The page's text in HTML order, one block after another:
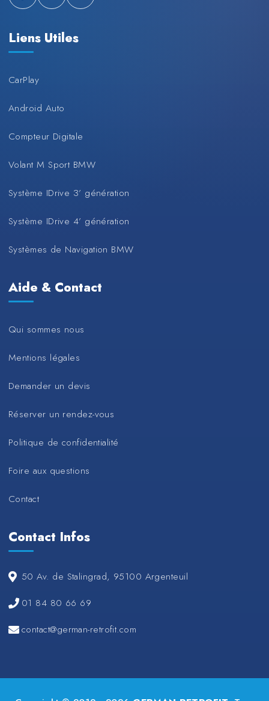
Liens Utiles
CarPlay
Android Auto
Compteur Digitale
Volant M Sport BMW
Système IDrive 3’ génération
Système IDrive 4’ génération
Systèmes de Navigation BMW
Aide & Contact
Qui sommes nous
Mentions légales
Demander un devis
Réserver un rendez-vous
Politique de confidentialité
Foire aux questions
Contact
Contact Infos
50 Av. de Stalingrad, 95100 Argenteuil
01 84 80 66 69
contact@german-retrofit.com